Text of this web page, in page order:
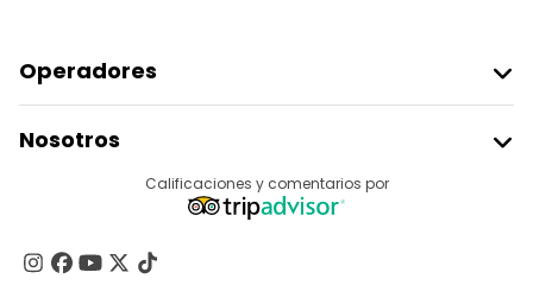
Operadores
Acceder Como Proveedor
Programa De Afiliados
Nosotros
Contacto
Calificaciones y comentarios por